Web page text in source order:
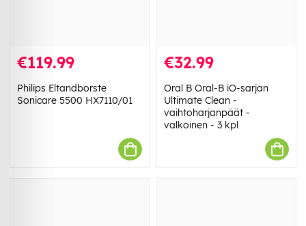
€119.99
Philips Eltandborste
Sonicare 5500 HX7110/01
€32.99
Oral B Oral-B iO-sarjan
Ultimate Clean -
vaihtoharjanpäät -
valkoinen - 3 kpl